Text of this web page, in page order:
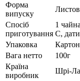
Форма
випуску
Спосіб
приготування
1
C,
Упаковка
Картон
Вага нетто
100г
Країна
виробник
Шрі-